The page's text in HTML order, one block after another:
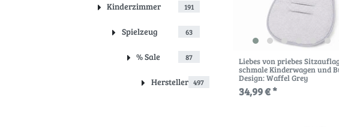
Kinderzimmer 191
Spielzeug 63
% Sale 87
Hersteller 497
Liebes von priebes
schmale Kinderwagen und
Design: Waffel Grey
34,99 € *